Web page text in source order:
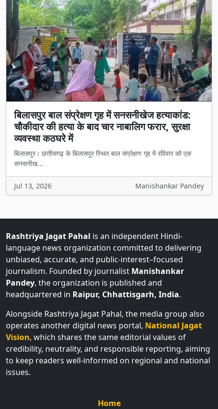
बिलासपुर बाल संप्रेक्षण गृह में सनसनीखेज हत्याकांड:
चौकीदार की हत्या के बाद चार नाबालिग फरार, सुरक्षा
व्यवस्था कठघरे में
बिलासपुर। छत्तीसगढ़ के बिलासपुर स्थित बाल संप्रेक्षण गृह में रविवार को एक
सनसनीख...
Jul 13, 2026 Manishankar Pandey
Rashtriya Jagat Pahal is an independent Hindi-
language news organization committed to delivering
unbiased, accurate, and public-interest–focused
journalism. Founded by journalist Manishankar
Pandey, the organization is published and
headquartered in Raipur, Chhattisgarh, India.
Alongside Rashtriya Jagat Pahal, the media group also
operates another digital news portal, National Jagat
Vision, which shares the same editorial values of
credibility, neutrality, and responsible reporting, aiming
to keep readers well-informed on regional and national
issues.
Home